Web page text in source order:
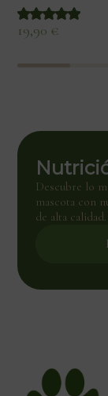
19,90 €
Descubre lo
mascota con
de alta